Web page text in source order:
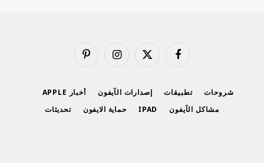
فيسبوك
X
الانستغرامبينتيريست
شروحات تطبيقات إصدارات الآيفون
أخبار APPLE
مشاكل الآيفون
IPAD حماية الايفون تحديثات